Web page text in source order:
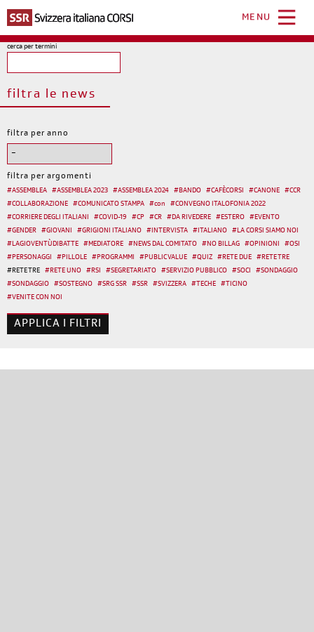
contenuto
principale
MENU
cerca per termini
filtra le news
filtra per anno
filtra per argomenti
#ASSEMBLEA #ASSEMBLEA 2023 #ASSEMBLEA 2024 #BANDO #CAFÈCORSI #CANONE #CCR
#COLLABORAZIONE #COMUNICATO STAMPA #con #CONVEGNO ITALOFONIA 2022
#CORRIERE DEGLI ITALIANI #COVID-19 #CP #CR #DA RIVEDERE #ESTERO #EVENTO
#GENDER #GIOVANI #GRIGIONI ITALIANO #INTERVISTA #ITALIANO #LA CORSI SIAMO NOI
#LAGIOVENTÙDIBATTE #MEDIATORE #NEWS DAL COMITATO #NO BILLAG #OPINIONI #OSI
#PERSONAGGI #PILLOLE #PROGRAMMI #PUBLIC VALUE #QUIZ #RETE DUE #RETE TRE
#RETE TRE #RETE UNO #RSI #SEGRETARIATO #SERVIZIO PUBBLICO #SOCI #SONDAGGIO
#SONDAGGIO #SOSTEGNO #SRG SSR #SSR #SVIZZERA # TECHE # TICINO
#VENITE CON NOI